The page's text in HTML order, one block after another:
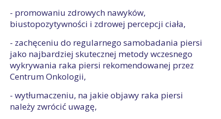
- promowaniu zdrowych nawyków,
biustopozytywności i zdrowej percepcji ciała,
- zachęceniu do regularnego samobadania piersi
jako najbardziej skutecznej metody wczesnego
wykrywania raka piersi rekomendowanej przez
Centrum Onkologii,
- wytłumaczeniu, na jakie objawy raka piersi
należy zwrócić uwagę,